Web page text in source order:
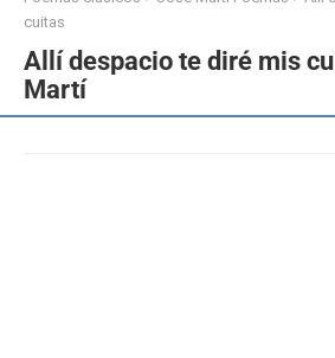
cuitas
Allí despacio te diré mis
Martí